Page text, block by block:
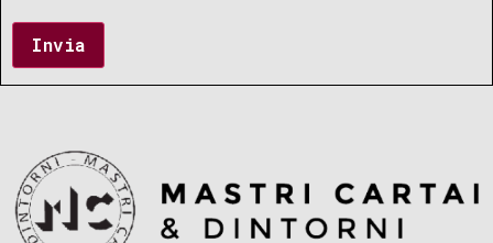
Invia